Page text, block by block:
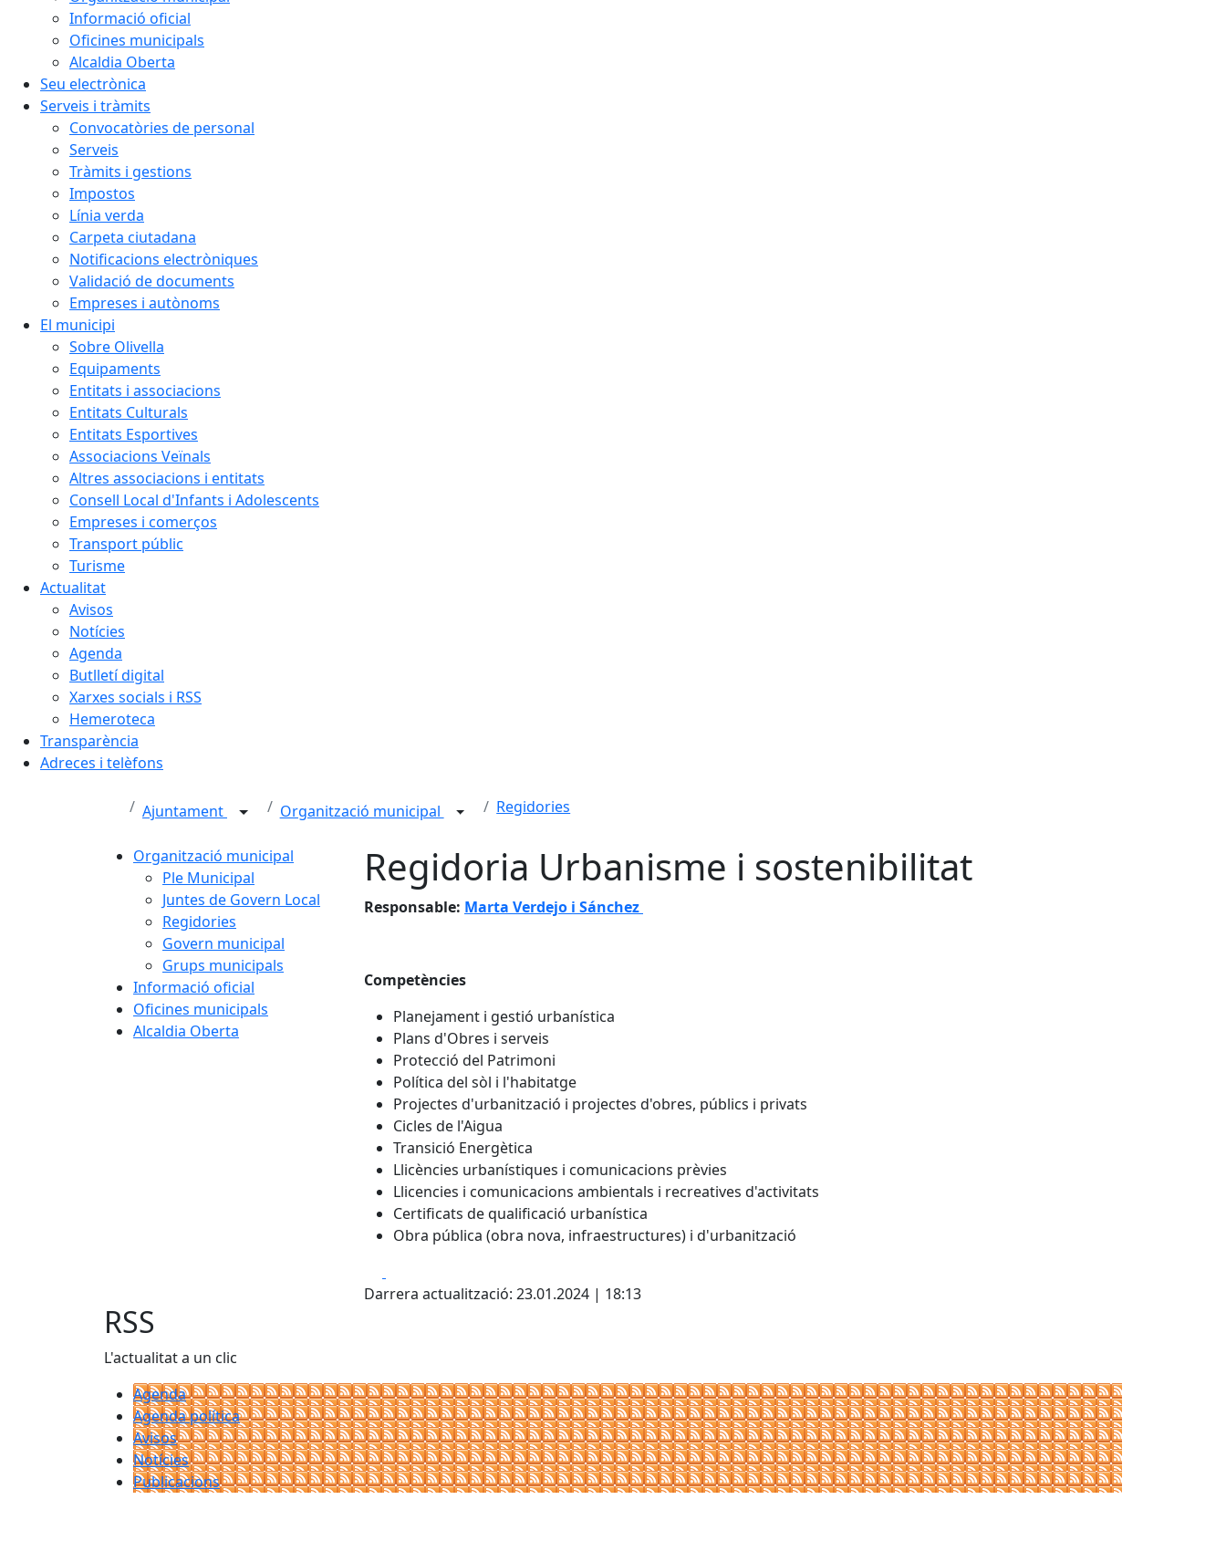
Informació oficial
Oficines municipals
Alcaldia Oberta
Seu electrònica
Serveis i tràmits
Convocatòries de personal
Serveis
Tràmits i gestions
Impostos
Línia verda
Carpeta ciutadana
Notificacions electròniques
Validació de documents
Empreses i autònoms
El municipi
Sobre Olivella
Equipaments
Entitats i associacions
Entitats Culturals
Entitats Esportives
Associacions Veïnals
Altres associacions i entitats
Consell Local d'Infants i Adolescents
Empreses i comerços
Transport públic
Turisme
Actualitat
Avisos
Notícies
Agenda
Butlletí digital
Xarxes socials i RSS
Hemeroteca
Transparència
Adreces i telèfons
Ajuntament Organització municipal Regidories
Organització municipal
Ple Municipal
Juntes de Govern Local
Regidories
Govern municipal
Grups municipals
Informació oficial
Oficines municipals
Alcaldia Oberta
Regidoria Urbanisme i sostenibilitat
Responsable: Marta Verdejo i Sánchez
Competències
Planejament i gestió urbanística
Plans d'Obres i serveis
Protecció del Patrimoni
Política del sòl i l'habitatge
Projectes d'urbanització i projectes d'obres, públics i privats
Cicles de l'Aigua
Transició Energètica
Llicències urbanístiques i comunicacions prèvies
Llicencies i comunicacions ambientals i recreatives d'activitats
Certificats de qualificació urbanística
Obra pública (obra nova, infraestructures) i d'urbanització
Darrera actualització: 23.01.2024 | 18:13
RSS
L'actualitat a un clic
Agenda
Agenda política
Avisos
Notícies
Publicacions